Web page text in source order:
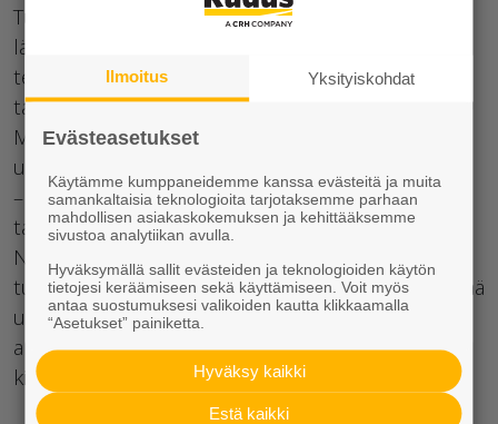
Turun Reunakivi- ja Laatta-asennuksen toiminnan
lähtökohtana on alusta alkaen ollut laadukas ja
tehokas kivirakentaminen. Asiakkaina on sekä
taloyhtiöitä että pientalojen asukkaita.
Monipuolinen palvelu kattaa niin suunnittelun,
urakoinnin kuin pihatuotteiden myynninkin.
– Piharakentamisessa itse rakentaminen ja
talkootyöt alkavat olla jo taakse jäänyttä elämää.
Nyt osataan vaatia ja arvostaa myös laatua, jonka
tulee myös näkyä. Lopputuloksen laadun määrittää
usein se piharakentamisen viimeistely, joka lähtee
ammattilaisen taianomaisesta kosketuksesta
kiveen.
Ilmoitus Yksityiskohdat
Evästeasetukset
Käytämme kumppaneidemme kanssa evästeitä ja muita
samankaltaisia teknologioita tarjotaksemme parhaan
mahdollisen asiakaskokemuksen ja kehittääksemme
sivustoa analytiikan avulla.
Hyväksymällä sallit evästeiden ja teknologioiden käytön
tietojesi keräämiseen sekä käyttämiseen. Voit myös
antaa suostumuksesi valikoiden kautta klikkaamalla
“Asetukset” painiketta.
Hyväksy kaikki
Estä kaikki